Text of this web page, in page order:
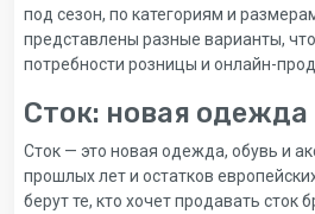
под сезон, по категориям и
представлены разные варианты,
потребности розницы и онлайн-
Сток: новая одежда
Сток — это новая одежда, обувь и
прошлых лет и остатков
берут те, кто хочет продавать